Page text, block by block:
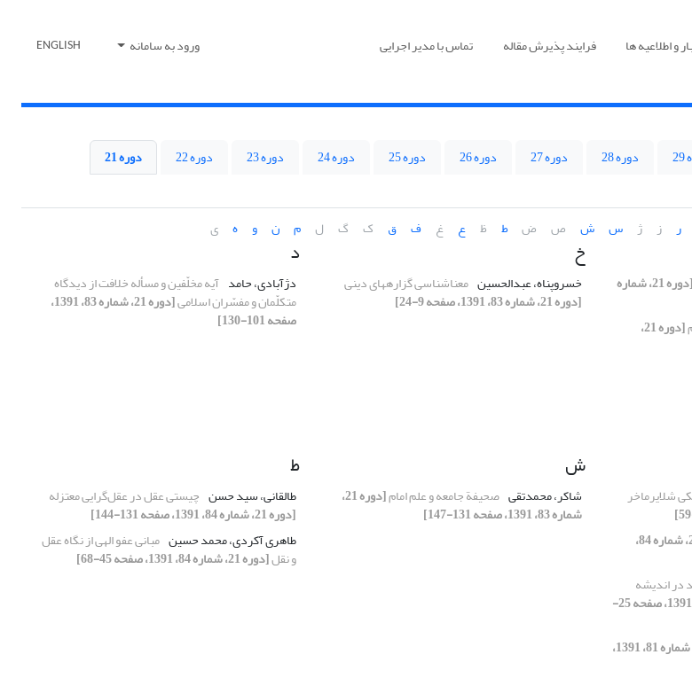
و اطلاعیه ها فرایند پذیرش مقاله تماس با مدیر اجرایی ورود به سامانه ENGLISH
دوره 28 دوره 27 دوره 26 دوره 25 دوره 24 دوره 23 دوره 22
دوره 21
ر ز ژ س ش ص ض ط ظ ع غ ف ق ک گ ل م ن و ه ی
[دوره 21، شماره
[دوره 21،
خ
خسروپناه، عبدالحسین معناشناسی گزاره‏های دینی
[دوره 21، شماره 83، 1391، صفحه 9-24]
د
دژآبادی، حامد آیه مخلّفین و مسأله خلافت از دیدگاه
متکلّمان و مفسّران اسلامی [دوره 21، شماره 83، 1391،
صفحه 101-130]
شلایرماخر
[دوره 21، شماره 84،
در اندیشه
[دوره 21، شماره 84، 1391، صفحه 25-
[دوره 21، شماره 81، 1391،
ش
شاکر، محمدتقی صحیفة جامعه و علم امام [دوره 21،
شماره 83، 1391، صفحه 131-147]
ط
طالقانی، سید حسن چیستی عقل در عقل‌گرایی معتزله
[دوره 21، شماره 84، 1391، صفحه 131-144]
طاهری آکردی، محمد حسین مبانی عفو الهی از نگاه عقل
و نقل[دوره 21، شماره 84، 1391، صفحه 45-68]